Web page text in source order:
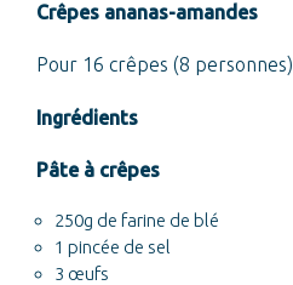
Crêpes ananas-amandes
Pour 16 crêpes (8 personnes)
Ingrédients
Pâte à crêpes
250g de farine de blé
1 pincée de sel
3 œufs